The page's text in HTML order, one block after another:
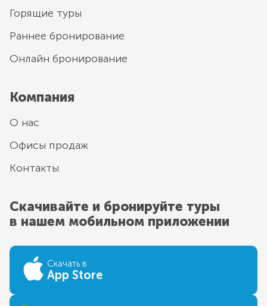
Горящие туры
Раннее бронирование
Онлайн бронирование
Компания
О нас
Офисы продаж
Контакты
Скачивайте и бронируйте туры
в нашем мобильном приложении
Скачать в
App Store